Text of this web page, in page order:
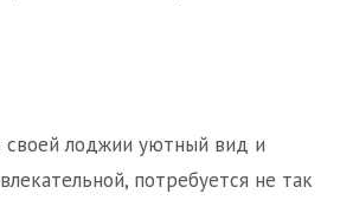
лоджии уютный вид и
потребуется не так